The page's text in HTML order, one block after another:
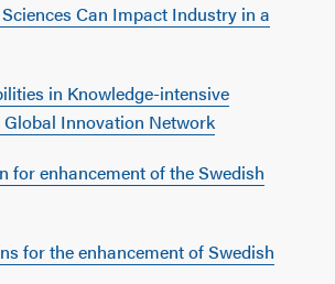
Can Impact Industry in a
in Knowledge-intensive
Innovation Network
for enhancement of the Swedish
for the enhancement of Swedish